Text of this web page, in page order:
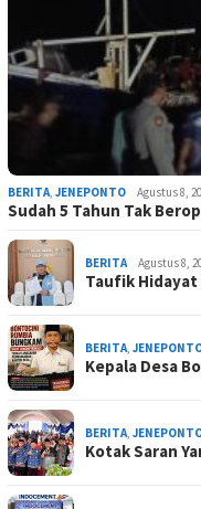
BERITA, JENEPONTO Agustus 8,
Sudah 5 Tahun Tak
BERITA Agustus 8,
Taufik
BERITA,
Kepala Desa
BERITA,
Kotak Saran